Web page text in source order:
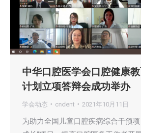
中华口腔医学会口腔健康
计划立项答辩会成功举办
学会动态 cndent 2021年10月11日
为助力全国儿童口腔疾病综合干预